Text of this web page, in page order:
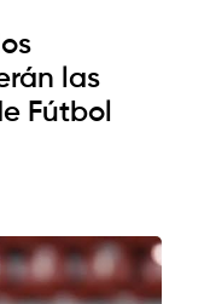
las
Fútbol